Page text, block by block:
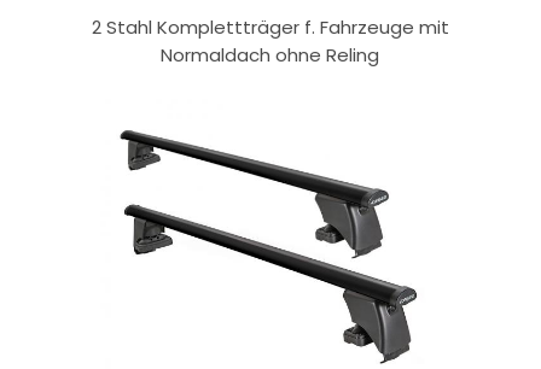
2 Stahl Komplettträger f. Fahrzeuge mit
Normaldach ohne Reling